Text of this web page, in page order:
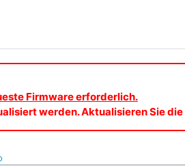
Firmware erforderlich.
werden. Aktualisieren Sie